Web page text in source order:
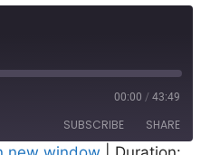
00:00 / 43:49
SUBSCRIBE SHARE